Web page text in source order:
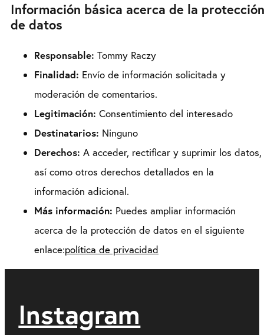
Información básica acerca de la protección
de datos
Responsable: Tommy Raczy
Finalidad: Envío de información solicitada y
moderación de comentarios.
Legitimación: Consentimiento del interesado
Destinatarios: Ninguno
Derechos: A acceder, rectificar y suprimir los datos,
así como otros derechos detallados en la
información adicional.
Más información: Puedes ampliar información
acerca de la protección de datos en el siguiente
enlace:política de privacidad
Instagram